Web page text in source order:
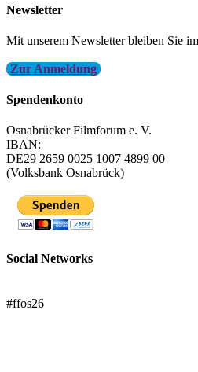
Newsletter
Mit unserem Newsletter bleiben Sie
Zur Anmeldung
Spendenkonto
Osnabrücker Filmforum e. V.
IBAN:
DE29 2659 0025 1007 4899 00
(Volksbank Osnabrück)
Social Networks
#ffos26